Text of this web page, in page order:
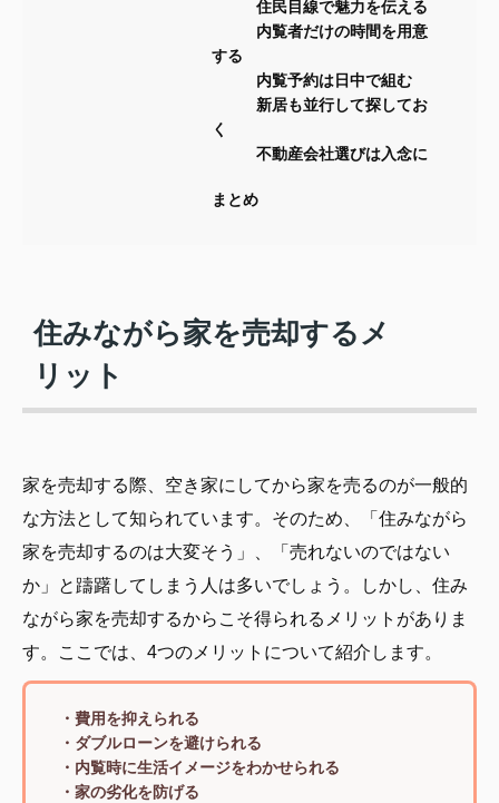
住民目線で魅力を伝える
内覧者だけの時間を用意
する
内覧予約は日中で組む
新居も並行して探してお
く
不動産会社選びは入念に
まとめ
住みながら家を売却するメ
リット
家を売却する際、空き家にしてから家を売るのが一般的
な方法として知られています。そのため、「住みながら
家を売却するのは大変そう」、「売れないのではない
か」と躊躇してしまう人は多いでしょう。しかし、住み
ながら家を売却するからこそ得られるメリットがありま
す。ここでは、4つのメリットについて紹介します。
・費用を抑えられる
・ダブルローンを避けられる
・内覧時に生活イメージをわかせられる
・家の劣化を防げる